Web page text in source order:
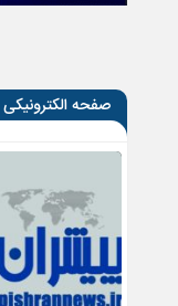
صفحه الکترونیکی